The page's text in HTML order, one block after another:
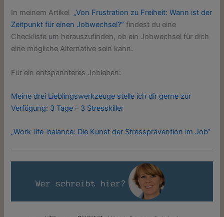
In meinem Artikel „Von Frustration zu Freiheit: Wann ist der
Zeitpunkt für einen Jobwechsel?“ findest du eine
Checkliste um herauszufinden, ob ein Jobwechsel für dich
eine mögliche Alternative sein kann.
Für ein entspannteres Jobleben:
Meine drei Lieblingswerkzeuge stelle ich dir gerne zur
Verfügung: 3 Tage – 3 Stresskiller
„Work-life-balance: Die Kunst der Stressprävention im Job“